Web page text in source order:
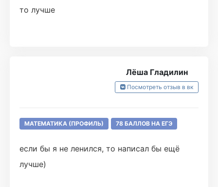
то лучше
Лёша Гладилин
Посмотреть отзыв в вк
МАТЕМАТИКА (ПРОФИЛЬ) 78 БАЛЛОВ НА ЕГЭ
если бы я не ленился, то написал бы ещё
лучше)